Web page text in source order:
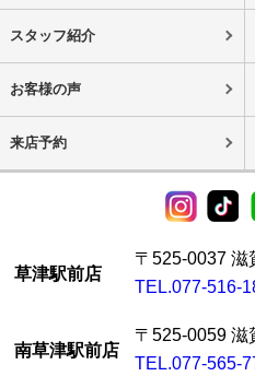
スタッフ紹介
お客様の声
来店予約
草津駅前店
〒525-0037 滋
TEL.077-516-
南草津駅前店
〒525-0059 滋
TEL.077-565-